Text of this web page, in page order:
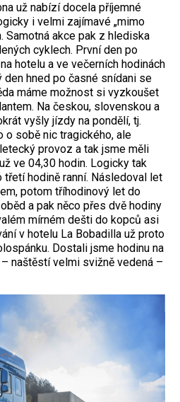
už nabízí docela příjemné
i velmi zajímavé „mimo
Samotná akce pak z hlediska
cyklech. První den po
hotelu a ve večerních hodinách
den hned po časné snídani se
máme možnost si vyzkoušet
Na českou, slovenskou a
vyšly jízdy na pondělí, tj.
o sobě nic tragického, ale
provoz a tak jsme měli
ve 04,30 hodin. Logicky tak
hodině ranní. Následoval let
potom tříhodinový let do
a pak něco přes dvě hodiny
mírném dešti do kopců asi
v hotelu La Bobadilla už proto
Dostali jsme hodinu na
naštěstí velmi svižně vedená –